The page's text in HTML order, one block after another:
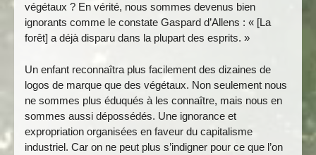
végétaux ? En vérité, nous sommes devenus bien
ignorants comme le constate Gaspard d’Allens : « [La
forêt] a déjà disparu dans la plupart des esprits. »
Un enfant reconnaîtra plus facilement des dizaines de
logos de marque que des végétaux. Non seulement nous
ne sommes plus éduqués à les connaître, mais nous en
sommes aussi dépossédés. Une ignorance et
expropriation organisées en faveur du capitalisme
industriel. Car on ne peut plus s’indigner pour ce que l’on